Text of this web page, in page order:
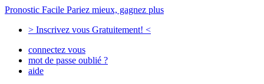
Pronostic Facile Pariez mieux, gagnez plus
> Inscrivez vous Gratuitement! <
connectez vous
mot de passe oublié ?
aide